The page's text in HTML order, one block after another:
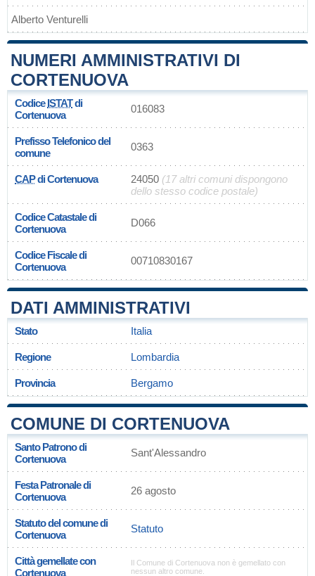
Alberto Venturelli
NUMERI AMMINISTRATIVI DI
CORTENUOVA
CodiceISTATdi
Cortenuova
016083
Prefisso Telefonico del
comune
0363
CAPdi Cortenuova 24050 (17 altri comuni dispongono
dello stesso codice postale)
Codice Catastale di
Cortenuova
D066
Codice Fiscale di
Cortenuova
00710830167
DATI AMMINISTRATIVI
Stato Italia
Regione Lombardia
Provincia Bergamo
COMUNE DI CORTENUOVA
Santo Patrono di
Cortenuova
Sant'Alessandro
Festa Patronale di
Cortenuova
26 agosto
Statuto del comune di
Cortenuova
Statuto
Città gemellate con
Cortenuova
Il Comune di Cortenuova non è gemellato con
nessun altro comune.